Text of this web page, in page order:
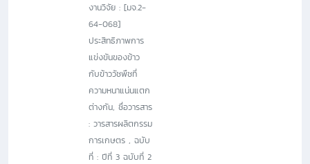
งานวิจัย : [มจ.2-
64-068]
ประสิทธิภาพการ
แข่งขันของข้าว
กับข้าววัชพืชที่
ความหนาแน่นแตก
ต่างกัน, ชื่อวารสาร
: วารสารผลิตกรรม
การเกษตร , ฉบับ
ที่ : ปีที่ 3 ฉบับที่ 2